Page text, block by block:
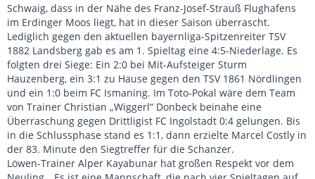
Schwaig, dass in der Nähe des Franz-Josef-Strauß Flughafens
im Erdinger Moos liegt, hat in dieser Saison überrascht.
Lediglich gegen den aktuellen bayernliga-Spitzenreiter TSV
1882 Landsberg gab es am 1. Spieltag eine 4:5-Niederlage. Es
folgten drei Siege: Ein 2:0 bei Mit-Aufsteiger Sturm
Hauzenberg, ein 3:1 zu Hause gegen den TSV 1861 Nördlingen
und ein 1:0 beim FC Ismaning. Im Toto-Pokal wäre dem Team
von Trainer Christian „Wiggerl“ Donbeck beinahe eine
Überraschung gegen Drittligist FC Ingolstadt 0:4 gelungen. Bis
in die Schlussphase stand es 1:1, dann erzielte Marcel Costly in
der 83. Minute den Siegtreffer für die Schanzer.
Löwen-Trainer Alper Kayabunar hat großen Respekt vor dem